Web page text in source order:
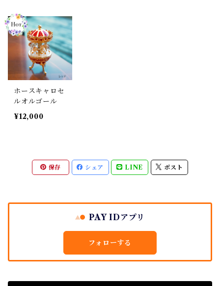
ホースキャロセ
ルオルゴール
¥12,000
保存 シェア LINE ポスト
PAY IDアプリ
フォローする